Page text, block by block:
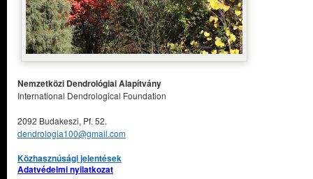
Nemzetközi Dendrológiai Alapítvány
International Dendrological Foundation
2092 Budakeszi, Pf. 52.
dendrologia100@gmail.com
Közhasznúsági jelentések
Adatvédelmi nyilatkozat